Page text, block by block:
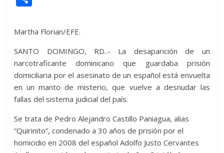
er s
A
p
p
di
t o
o
k
n
g
er
e a
m
g
e
m
p
ar
ti
r
Martha Florian/EFE.
SANTO DOMINGO, RD..- La desaparición de un
narcotraficante dominicano que guardaba prisión
domiciliaria por el asesinato de un español está envuelta
en un manto de misterio, que vuelve a desnudar las
fallas del sistema judicial del país.
Se trata de Pedro Alejandro Castillo Paniagua, alias
“Quirinito”, condenado a 30 años de prisión por el
homicidio en 2008 del español Adolfo Justo Cervantes